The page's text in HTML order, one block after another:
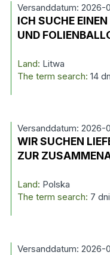
Versanddatum: 2026-
ICH SUCHE
UND
Land: Litwa
The term search: 14
Versanddatum: 2026-
WIR SUCHEN
ZUR
Land: Polska
The term search: 7 dni
Versanddatum: 2026-